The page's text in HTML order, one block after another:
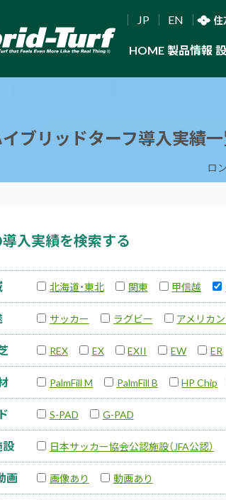
JP EN
HOME 製品情報
ブリッドターフ導入実績
ロ
入実績を検索する
北海道・東北 関東 甲信越
サッカー ラグビー アメリカ
REX EX EXII EW ER
PalmFill M PalmFill B HP Chip
S-PAD G-PAD
設 日本サッカー協会公認施設（JFA公認）
画 画像あり 動画あり